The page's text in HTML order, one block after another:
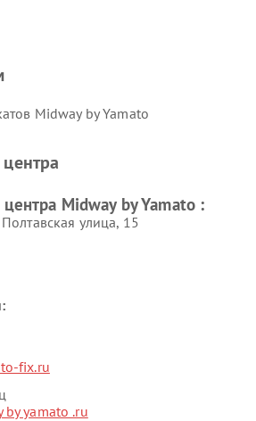
Midway by Yamato
Midway by Yamato :
улица, 15
fix.ru
yamato .ru